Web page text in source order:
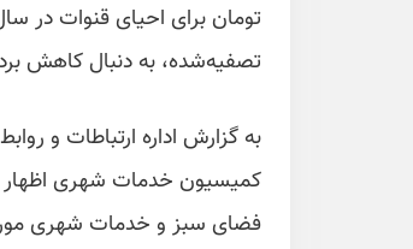
تصفیه‌شده، به دنبال کاهش
به گزارش اداره ارتباطات و
کمیسیون خدمات شهری اظهار
فضای سبز و خدمات شهری